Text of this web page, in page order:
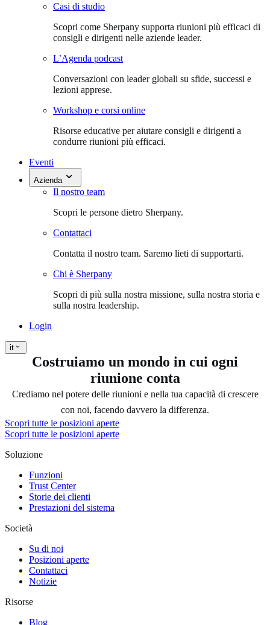
Casi di studio
Scopri come Sherpany supporta riunioni più efficaci di
consigli e dirigenti nelle aziende leader.
L’Agenda podcast
Conversazioni con leader globali su sfide, successi e
lezioni apprese.
Workshop e corsi online
Risorse educative per aiutare consigli e dirigenti a
condurre riunioni più efficaci.
Eventi
Azienda
Il nostro team
Scopri le persone dietro Sherpany.
Contattaci
Contatta il nostro team. Saremo lieti di supportarti.
Chi è Sherpany
Scopri di più sulla nostra missione, sulla nostra storia e
sulla nostra leadership.
Login
it
Costruiamo un mondo in cui ogni
riunione conta
Crediamo nel potere delle riunioni e nella tua capacità di crescere
con noi, facendo davvero la differenza.
Scopri tutte le posizioni aperte
Scopri tutte le posizioni aperte
Soluzione
Funzioni
Trust Center
Storie dei clienti
Prestazioni del sistema
Società
Su di noi
Posizioni aperte
Contattaci
Notizie
Risorse
Blog